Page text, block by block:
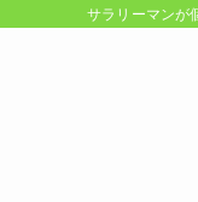
サラリーマンが